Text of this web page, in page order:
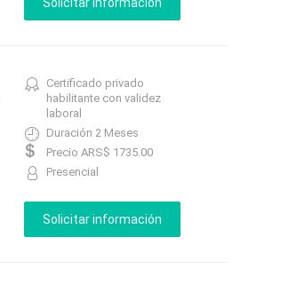
Certificado privado
habilitante con validez
laboral
Duración 2 Meses
Precio ARS$ 1735.00
Presencial